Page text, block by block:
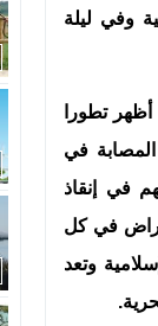
وفي ليلة
تطورا
في
وتشيد بكل من أسهم في إنقاذ
في كل
وتعد